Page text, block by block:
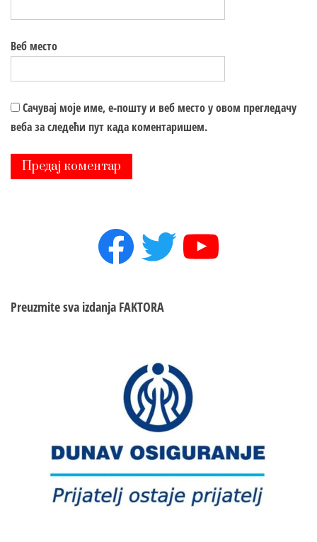
Веб место
Сачувај моје име, е-пошту и веб место у овом прегледачу
веба за следећи пут када коментаришем.
Facebook
TwitterYouTube
Preuzmite sva izdanja FAKTORA